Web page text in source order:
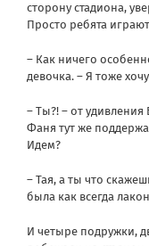
сторону стадиона,
Просто ребята
– Как ничего
девочка. – Я тоже
– Ты?! – от
Фаня тут же
Идем?
– Тая, а ты что
была как всегда
И четыре подружки,